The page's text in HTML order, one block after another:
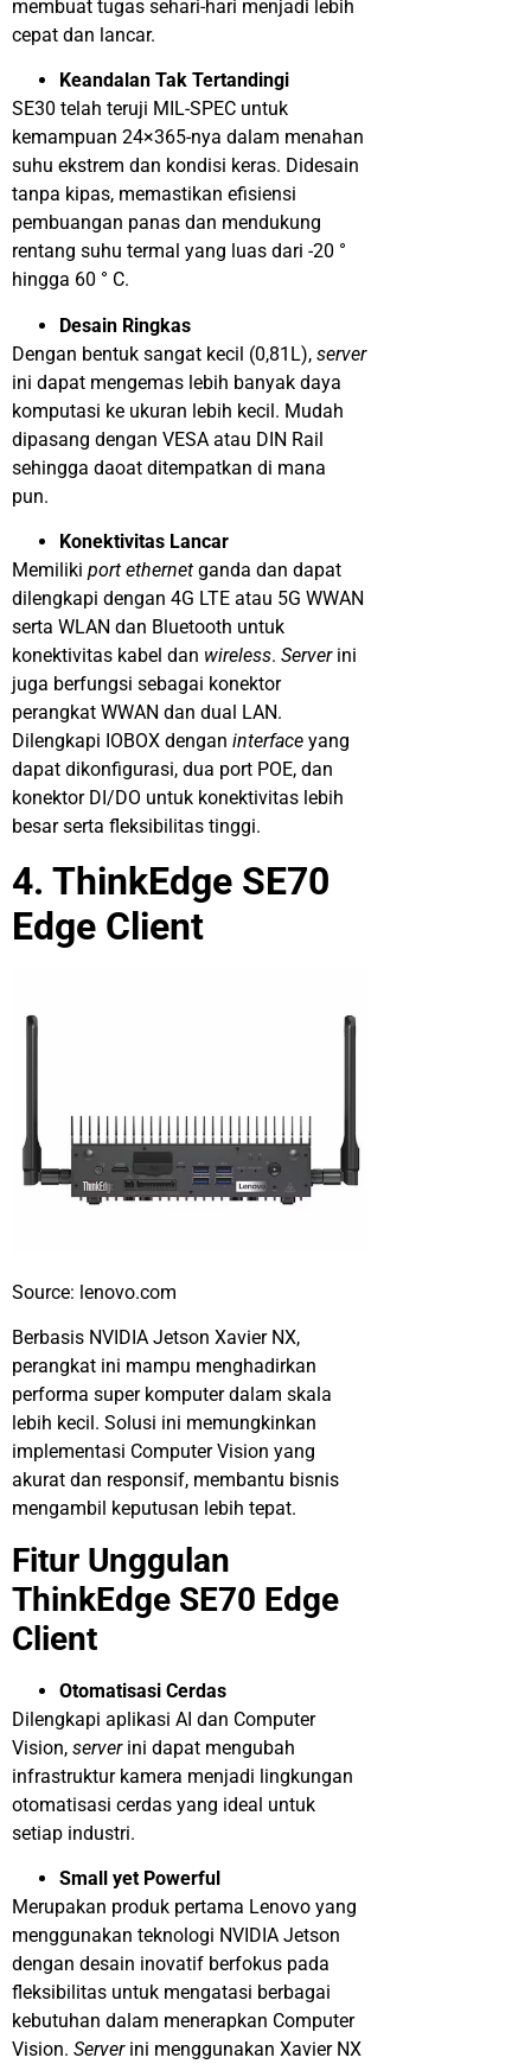
membuat tugas sehari-hari menjadi lebih
cepat dan lancar.
Keandalan Tak Tertandingi
SE30 telah teruji MIL-SPEC untuk
kemampuan 24×365-nya dalam menahan
suhu ekstrem dan kondisi keras. Didesain
tanpa kipas, memastikan efisiensi
pembuangan panas dan mendukung
rentang suhu termal yang luas dari -20 °
hingga 60 ° C.
Desain Ringkas
Dengan bentuk sangat kecil (0,81L), server
ini dapat mengemas lebih banyak daya
komputasi ke ukuran lebih kecil. Mudah
dipasang dengan VESA atau DIN Rail
sehingga daoat ditempatkan di mana
pun.
Konektivitas Lancar
Memiliki port ethernet ganda dan dapat
dilengkapi dengan 4G LTE atau 5G WWAN
serta WLAN dan Bluetooth untuk
konektivitas kabel dan wireless. Serverini
juga berfungsi sebagai konektor
perangkat WWAN dan dual LAN.
Dilengkapi IOBOX dengan interface yang
dapat dikonfigurasi, dua port POE, dan
konektor DI/DO untuk konektivitas lebih
besar serta fleksibilitas tinggi.
4. ThinkEdge SE70
Edge Client
Source: lenovo.com
Berbasis NVIDIA Jetson Xavier NX,
perangkat ini mampu menghadirkan
performa super komputer dalam skala
lebih kecil. Solusi ini memungkinkan
implementasi Computer Vision yang
akurat dan responsif, membantu bisnis
mengambil keputusan lebih tepat.
Fitur Unggulan
ThinkEdge SE70 Edge
Client
Otomatisasi Cerdas
Dilengkapi aplikasi AI dan Computer
Vision, serverini dapat mengubah
infrastruktur kamera menjadi lingkungan
otomatisasi cerdas yang ideal untuk
setiap industri.
Small yet Powerful
Merupakan produk pertama Lenovo yang
menggunakan teknologi NVIDIA Jetson
dengan desain inovatif berfokus pada
fleksibilitas untuk mengatasi berbagai
kebutuhan dalam menerapkan Computer
Vision. Serverini menggunakan Xavier NX